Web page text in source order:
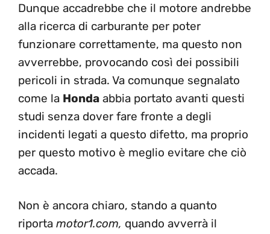
Dunque accadrebbe che il motore andrebbe
alla ricerca di carburante per poter
funzionare correttamente, ma questo non
avverrebbe, provocando così dei possibili
pericoli in strada. Va comunque segnalato
come la Honda abbia portato avanti questi
studi senza dover fare fronte a degli
incidenti legati a questo difetto, ma proprio
per questo motivo è meglio evitare che ciò
accada.
Non è ancora chiaro, stando a quanto
riporta motor1.com, quando avverrà il